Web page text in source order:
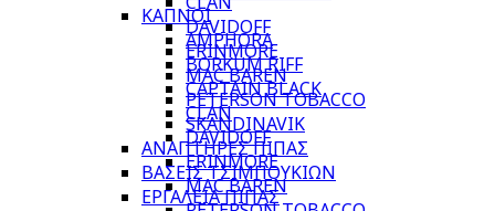
DAVIDOFF
ERINMORE
MAC BAREN
PETERSON TOBACCO
SKANDINAVIK
ΑΝΑΠΤΗΡΕΣ ΠΙΠΑΣ
ΒΑΣΕΙΣ ΤΣΙΜΠΟΥΚΙΩΝ
ΕΡΓΑΛΕΙΑ ΠΙΠΑΣ
ΚΑΠΝΟΙ
AMPHORA
BORKUM RIFF
CAPTAIN BLACK
CLAN
DAVIDOFF
ERINMORE
MAC BAREN